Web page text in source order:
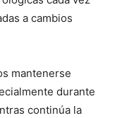
a cambios
mantenerse
durante
continúa la